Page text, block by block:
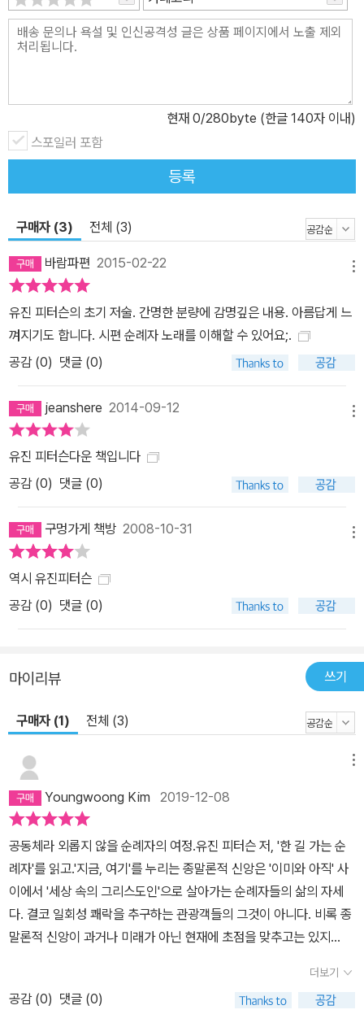
현재 0/280byte (한글 140자 이내)
스포일러 포함
등록
구매자 (3) 전체 (3)
바람파편 2015-02-22
유진 피터슨의 초기 저술. 간명한 분량에 감명깊은 내용. 아름답게 느
껴지기도 합니다. 시편 순례자 노래를 이해할 수 있어요;.
공감 (0) 댓글 (0)
jeanshere 2014-09-12
유진 피터슨다운 책입니다
공감 (0) 댓글 (0)
구멍가게 책방 2008-10-31
역시 유진피터슨
공감 (0) 댓글 (0)
마이리뷰 쓰기
구매자 (1) 전체 (3)
Youngwoong Kim 2019-12-08
공동체라 외롭지 않을 순례자의 여정.유진 피터슨 저, '한 길 가는 순
례자'를 읽고.'지금, 여기'를 누리는 종말론적 신앙은 '이미와 아직' 사
이에서 '세상 속의 그리스도인'으로 살아가는 순례자들의 삶의 자세
다. 결코 일회성 쾌락을 추구하는 관광객들의 그것이 아니다. 비록 종
말론적 신앙이 과거나 미래가 아닌 현재에 초점을 맞추고는 있지
저 오늘을 말초적으로 즐기자는 한탕주의와 다르다. 그리스도인의 오
늘은 어제의 이야기에 기반을 두고 있으며, 그 이야기의 주인공이
더보기
공감 (0) 댓글 (0)